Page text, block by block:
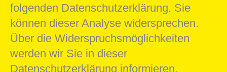
folgenden Datenschutzerklärung. Sie
können dieser Analyse widersprechen.
Über die Widerspruchsmöglichkeiten
werden wir Sie in dieser
Datenschutzerklärung informieren.